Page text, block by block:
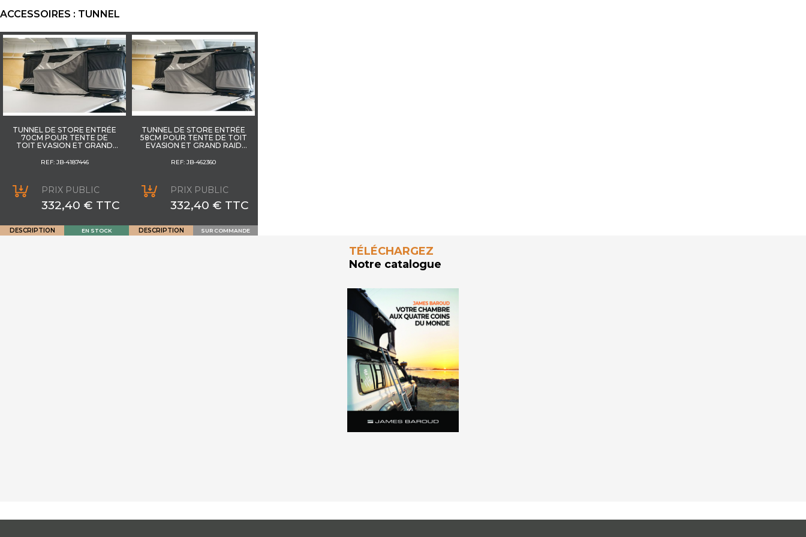
ACCESSOIRES : TUNNEL
TUNNEL DE STORE ENTRÉE
70CM POUR TENTE DE
TOIT EVASION ET GRAND
REF: JB-4187446
PRIX PUBLIC
332,40 € TTC
DESCRIPTION EN STOCK
TUNNEL DE STORE ENTRÉE
58CM POUR TENTE DE TOIT
EVASION ET GRAND RAID
REF: JB-462360
PRIX PUBLIC
332,40 € TTC
DESCRIPTION SUR COMMANDE
TÉLÉCHARGEZ
Notre catalogue